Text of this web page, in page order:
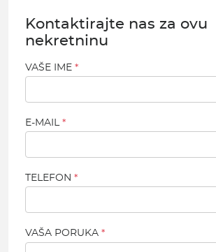
Kontaktirajte nas za ovu
nekretninu
VAŠE IME
E-MAIL
TELEFON
VAŠA PORUKA